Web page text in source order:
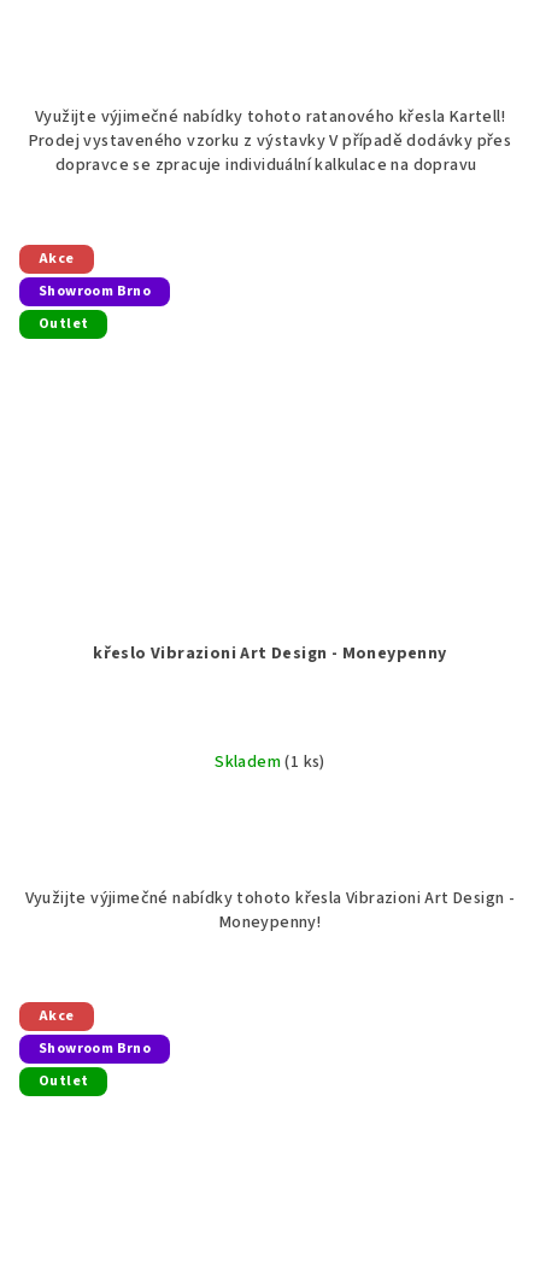
Využijte výjimečné nabídky tohoto ratanového křesla Kartell!
Prodej vystaveného vzorku z výstavky V případě dodávky přes
dopravce se zpracuje individuální kalkulace na dopravu
Akce
Showroom Brno
Outlet
křeslo Vibrazioni Art Design - Moneypenny
Skladem(1 ks)
Využijte výjimečné nabídky tohoto křesla Vibrazioni Art Design -
Moneypenny!
Akce
Showroom Brno
Outlet